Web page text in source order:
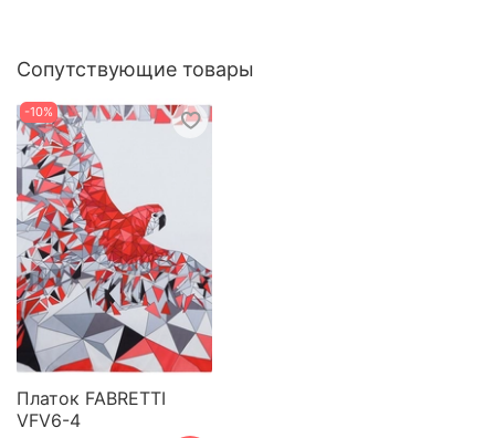
Сопутствующие товары
-10%
Платок FABRETTI
VFV6-4